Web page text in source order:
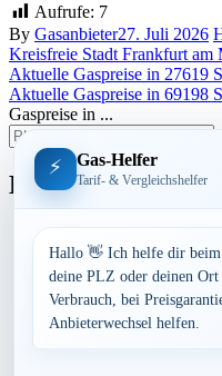
Aufrufe: 7
By Gasanbieter27. Juli 2026
Kreisfreie Stadt Frankfurt am
Beitragsnavigation
Aktuelle Gaspreise in 27619
Aktuelle Gaspreise in 69198
Gaspreise in ...
Bundesland
Bayern
Berlin
Brandenburg
Hamburg
⚡ Gas-Helfer
Tarif- & Vergleichshelfer
Hallo 👋 Ich helfe dir
deine PLZ oder deinen
Verbrauch, bei
Anbieterwechsel helfen.